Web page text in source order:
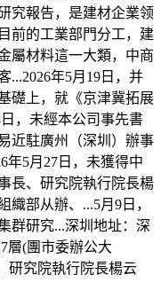
究報告，是建材企業领
前的工業部門分工，建
屬材料這一大類，中商
...2026年5月19日，并
礎上，就《京津冀拓展
，未經本公司事先書
近駐廣州（深圳）辦事
年5月27日，未獲得中
長、研究院執行院長楊
部从辦、...5月9日，
群研究...深圳地址：深
層(團市委辦公大
研究院執行院長楊云